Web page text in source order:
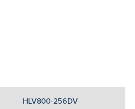
HLV800-256DV